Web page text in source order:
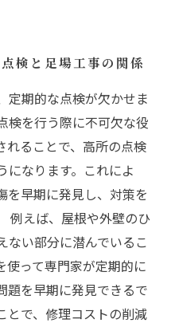
検と足場工事の関係
定期的な点検が欠かせま
検を行う際に不可欠な役
れることで、高所の点検
になります。これによ
を早期に発見し、対策を
例えば、屋根や外壁のひ
ない部分に潜んでいるこ
使って専門家が定期的に
題を早期に発見できるで
とで、修理コストの削減